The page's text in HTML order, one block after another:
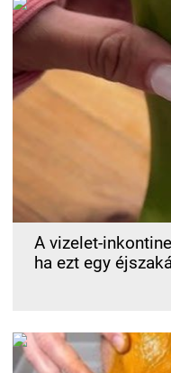
A vizelet-
ha ezt egy